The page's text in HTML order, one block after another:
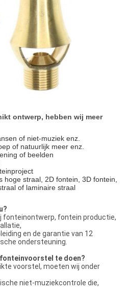
ontwerp, hebben wij meer
of niet-muziek enz.
of natuurlijk meer enz.
of beelden
hoge straal, 2D fontein, 3D fontein,
of laminaire straal
fonteinontwerp, fontein productie,
en de garantie van 12
ondersteuning.
te doen?
voorstel, moeten wij onder
niet-muziekcontrole die,